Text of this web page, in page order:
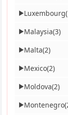
▶Luxembourg
▶Malaysia(3)
▶Malta(2)
▶Mexico(2)
▶Moldova(2)
▶Montenegro